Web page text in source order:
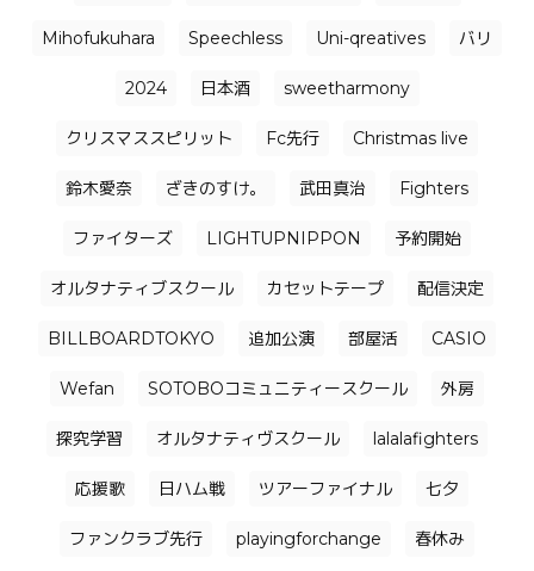
Mihofukuhara Speechless Uni-qreatives バリ
2024 日本酒 sweetharmony
クリスマススピリット Fc先行 Christmas live
鈴木愛奈 ざきのすけ。 武田真治 Fighters
ファイターズ LIGHTUPNIPPON 予約開始
オルタナティブスクール カセットテープ 配信決定
BILLBOARDTOKYO 追加公演 部屋活 CASIO
Wefan SOTOBOコミュニティースクール 外房
探究学習 オルタナティヴスクール lalalafighters
応援歌 日ハム戦 ツアーファイナル 七夕
ファンクラブ先行 playingforchange 春休み